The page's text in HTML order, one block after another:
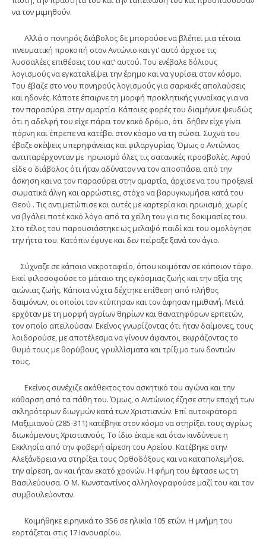
να τον μιμηθούν.
Αλλά ο πονηρός διάβολος δε μπορούσε να βλέπει μια τέτοια
πνευματική προκοπή στον Αντώνιο και γι’ αυτό άρχισε τις
λυσσαλέες επιθέσεις του κατ’ αυτού. Του ενέβαλε δόλιους
λογισμούς να εγκαταλείψει την έρημο και να γυρίσει στον κόσμο.
Του έβαζε στο νου πονηρούς λογισμούς για σαρκικές απολαύσεις
και ηδονές. Κάποτε έπαιρνε τη μορφή προκλητικής γυναίκας για να
τον παρασύρει στην αμαρτία. Κάποιες φορές του διαμήνυε ψευδώς
ότι η αδελφή του είχε πάρει τον κακό δρόμο, ότι δήθεν είχε γίνει
πόρνη και έπρεπε να κατέβει στον κόσμο να τη σώσει. Συχνά του
έβαζε σκέψεις υπερηφάνειας και φιλαργυρίας. Όμως ο Αντώνιος
αντιπαρέρχονταν με ηρωισμό όλες τις σατανικές προσβολές. Αφού
είδε ο διάβολος ότι ήταν αδύνατον να τον αποσπάσει από την
άσκηση και να τον παρασύρει στην αμαρτία, άρχισε να του προξενεί
σωματικά άλγη και αρρώστιες, στόχο να βαρυγκωμήσει κατά του
Θεού . Τις αντιμετώπισε και αυτές με καρτερία και ηρωισμό, χωρίς
να βγάλει ποτέ κακό λόγο από τα χείλη του για τις δοκιμασίες του.
Στο τέλος του παρουσιάστηκε ως μελαψό παιδί και του ομολόγησε
την ήττα του. Κατόπιν έφυγε και δεν πείραξε ξανά τον άγιο.
Σύχναζε σε κάποιο νεκροταφείο, όπου κοιμόταν σε κάποιον τάφο.
Εκεί φιλοσοφούσε το μάταιο της εγκόσμιας ζωής και την αξία της
αιώνιας ζωής. Κάποια νύχτα δέχτηκε επίθεση από πλήθος
δαιμόνων, οι οποίοι τον κτύπησαν και τον άφησαν ημιθανή. Μετά
ερχόταν με τη μορφή αγρίων θηρίων και θανατηφόρων ερπετών,
τον οποίο απειλούσαν. Εκείνος γνωρίζοντας ότι ήταν δαίμονες, τους
λοιδορούσε, με αποτέλεσμα να γίνουν άφαντοι, εκφράζοντας το
θυμό τους με θορύβους, γρυλλίσματα και τρίξιμο των δοντιών
τους.
Εκείνος συνέχιζε ακάθεκτος τον ασκητικό του αγώνα και την
κάθαρση από τα πάθη του. Όμως, ο Αντώνιος έζησε στην εποχή των
σκληρότερων διωγμών κατά των Χριστιανών. Επί αυτοκράτορα
Μαξιμιανού (285-311) κατέβηκε στον κόσμο να στηρίξει τους αγρίως
διωκόμενους Χριστιανούς. Το ίδιο έκαμε και όταν κινδύνευε η
Εκκλησία από την φοβερή αίρεση του Αρείου. Κατέβηκε στην
Αλεξάνδρεια να στηρίξει τους Ορθοδόξους και να καταπολεμήσει
την αίρεση, αν και ήταν εκατό χρονών. Η φήμη του έφτασε ως τη
Βασιλεύουσα. Ο Μ. Κωνσταντίνος αλληλογραφούσε μαζί του και τον
συμβουλεύονταν.
Κοιμήθηκε ειρηνικά το 356 σε ηλικία 105 ετών. Η μνήμη του
εορτάζεται στις 17 Ιανουαρίου.